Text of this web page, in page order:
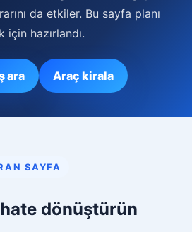
da etkiler. Bu sayfa planı
hazırlandı.
ara Araç kirala
SAYFA
dönüştürün